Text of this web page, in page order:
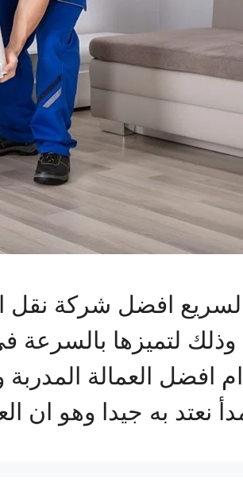
افضل شركة نقل
لتميزها بالسرعة
افضل العمالة
نعتد به جيدا وهو